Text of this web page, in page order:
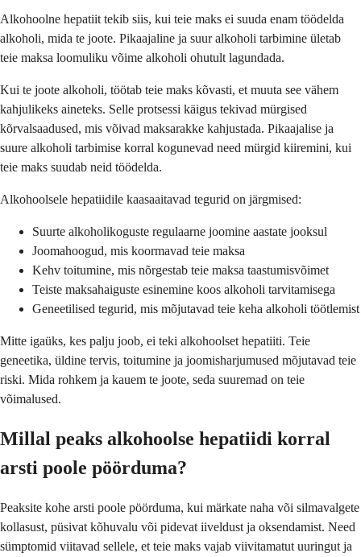
Alkohoolne hepatiit tekib siis, kui teie maks ei suuda enam töödelda
alkoholi, mida te joote. Pikaajaline ja suur alkoholi tarbimine ületab
teie maksa loomuliku võime alkoholi ohutult lagundada.
Kui te joote alkoholi, töötab teie maks kõvasti, et muuta see vähem
kahjulikeks aineteks. Selle protsessi käigus tekivad mürgised
kõrvalsaadused, mis võivad maksarakke kahjustada. Pikaajalise ja
suure alkoholi tarbimise korral kogunevad need mürgid kiiremini, kui
teie maks suudab neid töödelda.
Alkohoolsele hepatiidile kaasaaitavad tegurid on järgmised:
Suurte alkoholikoguste regulaarne joomine aastate jooksul
Joomahoogud, mis koormavad teie maksa
Kehv toitumine, mis nõrgestab teie maksa taastumisvõimet
Teiste maksahaiguste esinemine koos alkoholi tarvitamisega
Geneetilised tegurid, mis mõjutavad teie keha alkoholi töötlemist
Mitte igaüks, kes palju joob, ei teki alkohoolset hepatiiti. Teie
geneetika, üldine tervis, toitumine ja joomisharjumused mõjutavad teie
riski. Mida rohkem ja kauem te joote, seda suuremad on teie
võimalused.
Millal peaks alkohoolse hepatiidi korral
arsti poole pöörduma?
Peaksite kohe arsti poole pöörduma, kui märkate naha või silmavalgete
kollasust, püsivat kõhuvalu või pidevat iiveldust ja oksendamist. Need
sümptomid viitavad sellele, et teie maks vajab viivitamatut uuringut ja